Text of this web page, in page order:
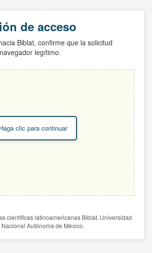
de acceso
Biblat, confirme que la solicitud
legítimo.
clic para continuar
científicas latinoamericanas Biblat. Universidad
Nacional Autónoma de México.